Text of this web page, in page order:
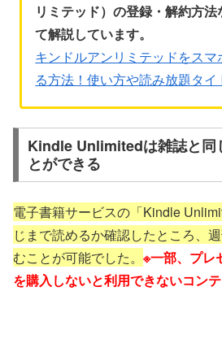
リミテッド）の登録・解約方
て解説しています。
キンドルアンリミテッドをス
る方法！使い方や読み放題タイ
Kindle Unlimitedは雑誌と同
とができる
電子書籍サービスの「Kindle
じまで読めるか確認したところ、
むことが可能でした。 ※一部、プレ
を購入しないと利用できないコンテ